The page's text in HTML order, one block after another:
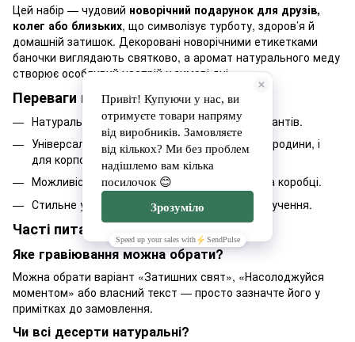
Цей набір — чудовий новорічний подарунок для друзів,
колег або близьких, що символізує турботу, здоров’я й
домашній затишок. Декоровані новорічними етикетками
баночки виглядають святково, а аромат натурального меду
створює особливий настрій у зимові дні.
Переваги набору
Натуральні інгредієнти без цукру та консервантів.
Універсальний подарунок — підходить і для родини, і
для корпоративних привітань.
Можливість персоналізувати гравіювання на коробці.
Стильне українське пакування, готове до вручення.
Часті питання
Яке гравіювання можна обрати?
Можна обрати варіант «Затишних свят», «Насолоджуйся
моментом» або власний текст — просто зазначте його у
примітках до замовлення.
Чи всі десерти натуральні?